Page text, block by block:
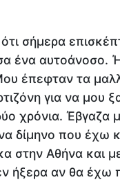
σήμερα
ένα αυτοάνοσο.
έπεφταν τα
για να μου
χρόνια. Έβγαζα
δίμηνο που έχω
στην Αθήνα και
ήξερα αν θα έχω